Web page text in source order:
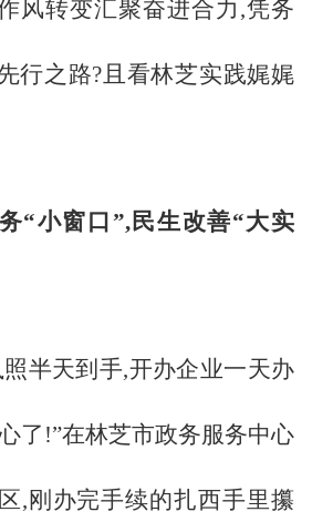
风转变汇聚奋进合力,凭务
行之路?且看林芝实践娓娓
“小窗口”,民生改善“大实
照半天到手,开办企业一天办
了!”在林芝市政务服务中心
,刚办完手续的扎西手里攥